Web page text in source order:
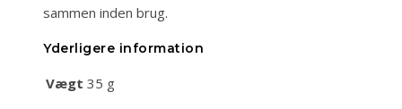
sammen inden brug.
Yderligere information
Vægt 35 g